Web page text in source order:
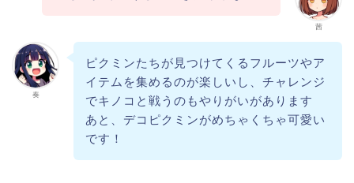
茜
奏
ピクミンたちが見つけてくるフルーツやア
イテムを集めるのが楽しいし、チャレンジ
でキノコと戦うのもやりがいがあります
あと、デコピクミンがめちゃくちゃ可愛い
です！